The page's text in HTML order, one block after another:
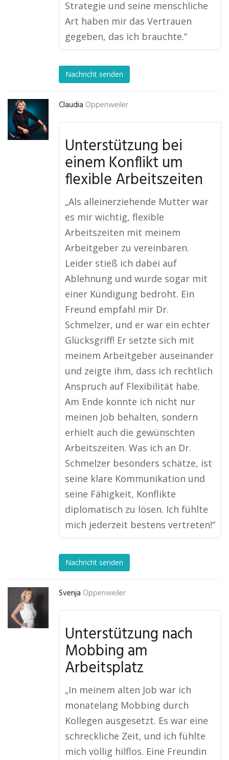
Strategie und seine menschliche
Art haben mir das Vertrauen
gegeben, das ich brauchte.“
Nachricht senden
Claudia Oppenweiler
Unterstützung bei
einem Konflikt um
flexible Arbeitszeiten
„Als alleinerziehende Mutter war
es mir wichtig, flexible
Arbeitszeiten mit meinem
Arbeitgeber zu vereinbaren.
Leider stieß ich dabei auf
Ablehnung und wurde sogar mit
einer Kündigung bedroht. Ein
Freund empfahl mir Dr.
Schmelzer, und er war ein echter
Glücksgriff! Er setzte sich mit
meinem Arbeitgeber auseinander
und zeigte ihm, dass ich rechtlich
Anspruch auf Flexibilität habe.
Am Ende konnte ich nicht nur
meinen Job behalten, sondern
erhielt auch die gewünschten
Arbeitszeiten. Was ich an Dr.
Schmelzer besonders schätze, ist
seine klare Kommunikation und
seine Fähigkeit, Konflikte
diplomatisch zu lösen. Ich fühlte
mich jederzeit bestens vertreten!“
Nachricht senden
Svenja Oppenweiler
Unterstützung nach
Mobbing am
Arbeitsplatz
„In meinem alten Job war ich
monatelang Mobbing durch
Kollegen ausgesetzt. Es war eine
schreckliche Zeit, und ich fühlte
mich völlig hilflos. Eine Freundin